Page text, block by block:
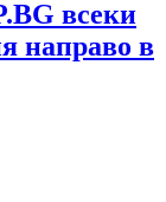
всеки
направо в